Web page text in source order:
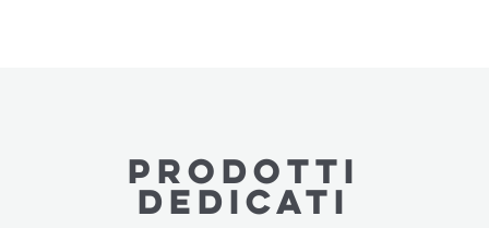
PRODOTTI
dedicatI